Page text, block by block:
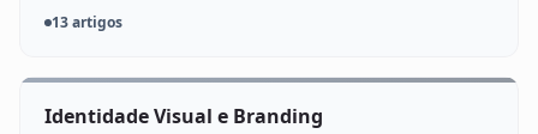
13 artigos
Identidade Visual e Branding